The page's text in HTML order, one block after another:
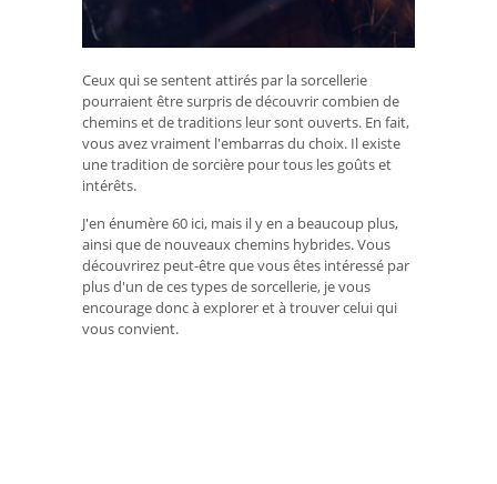
Ceux qui se sentent attirés par la sorcellerie
pourraient être surpris de découvrir combien de
chemins et de traditions leur sont ouverts. En fait,
vous avez vraiment l'embarras du choix. Il existe
une tradition de sorcière pour tous les goûts et
intérêts.
J'en énumère 60 ici, mais il y en a beaucoup plus,
ainsi que de nouveaux chemins hybrides. Vous
découvrirez peut-être que vous êtes intéressé par
plus d'un de ces types de sorcellerie, je vous
encourage donc à explorer et à trouver celui qui
vous convient.